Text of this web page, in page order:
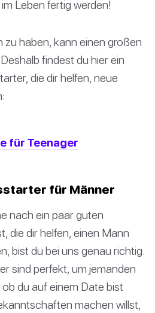
Leben fertig werden!
zu haben, kann einen großen
findest du hier ein
die dir helfen, neue
für Teenager
für Männer
nach ein paar guten
die dir helfen, einen Mann
bist du bei uns genau richtig.
sind perfekt, um jemanden
du auf einem Date bist
machen willst,